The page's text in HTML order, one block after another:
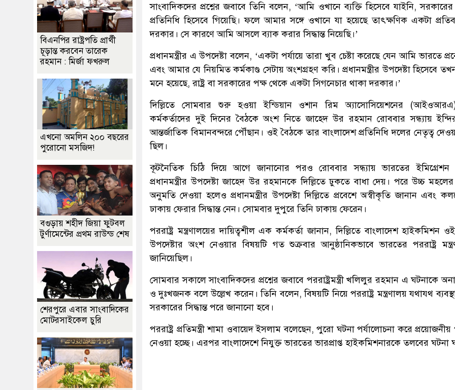
সাংবাদিকদের প্রশ্নের জবাবে তিনি বলেন, ‘আমি ওখানে ব্যক্তি হিসেবে যাইনি,
প্রতিনিধি হিসেবে গিয়েছি। ফলে আমার সঙ্গে ওখানে যা হয়েছে তাৎক্ষণিক একটা
দরকার। সে কারণে আমি আসলে ব্যাক করার সিদ্ধান্ত নিয়েছি।’
প্রধানমন্ত্রীর এ উপদেষ্টা বলেন, ‘একটা পর্যায়ে তারা খুব চেষ্টা করেছে যেন আমি ভারতে
এবং আমার যে নিয়মিত কর্মকাণ্ড সেটায় অংশগ্রহণ করি। প্রধানমন্ত্রীর উপদেষ্টা হিসেবে
মনে হয়েছে, রাষ্ট্র বা সরকারের পক্ষ থেকে একটা সিগনেচার থাকা দরকার।’
দিল্লিতে সোমবার শুরু হওয়া ইন্ডিয়ান ওশান রিম অ্যাসোসিয়েশনের
কর্মকর্তাদের দুই দিনের বৈঠকে অংশ নিতে জাহেদ উর রহমান রোববার সন্ধ্যায়
আন্তর্জাতিক বিমানবন্দরে পৌঁছান। ওই বৈঠকে তার বাংলাদেশ প্রতিনিধি দলের নেতৃত্ব
ছিল।
কূটনৈতিক চিঠি দিয়ে আগে জানানোর পরও রোববার সন্ধ্যায় ভারতের ইমিগ্রেশন
প্রধানমন্ত্রীর উপদেষ্টা জাহেদ উর রহমানকে দিল্লিতে ঢুকতে বাধা দেয়। পরে উচ্চ মহলের
অনুমতি দেওয়া হলেও প্রধানমন্ত্রীর উপদেষ্টা দিল্লিতে প্রবেশে অস্বীকৃতি জানান এবং
ঢাকায় ফেরার সিদ্ধান্ত নেন। সোমবার দুপু‌রে তিনি ঢাকায় ফেরেন।
পররাষ্ট্র মন্ত্রণালয়ের দায়িত্বশীল এক কর্মকর্তা জানান, দিল্লিতে বাংলাদেশ হাইকমিশন
উপদেষ্টার অংশ নেওয়ার বিষয়টি গত শুক্রবার আনুষ্ঠানিকভাবে ভারতের পররাষ্ট্র
জানিয়েছিল।
সোমবার সকালে সাংবাদিকদের প্রশ্নের জবাবে পররাষ্ট্রমন্ত্রী খলিলুর রহমান এ ঘটনাকে
ও দুঃখজনক বলে উল্লেখ করেন। তিনি বলেন, বিষয়টি নিয়ে পররাষ্ট্র মন্ত্রণালয় যথাযথ
সরকারের সিদ্ধান্ত পরে জানানো হবে।
পররাষ্ট্র প্রতিমন্ত্রী শামা ওবায়েদ ইসলাম বলেছেন, পুরো ঘটনা পর্যালোচনা করে
নেওয়া হচ্ছে। এরপর বাংলাদেশে নিযুক্ত ভারতের ভারপ্রাপ্ত হাইকমিশনারকে তলবের ঘটনা
বিএনপির রাষ্ট্রপতি প্রার্থী
চূড়ান্ত করবেন তারেক
রহমান : মির্জা ফখরুল
এখনো অমলিন ২০০ বছরের
পুরোনো মসজিদ!
বগুড়ায় শহীদ জিয়া ফুটবল
টুর্ণামেন্টের প্রথম রাউন্ড শেষ
শেরপুরে এবার সাংবাদিকের
মোটরসাইকেল চুরি